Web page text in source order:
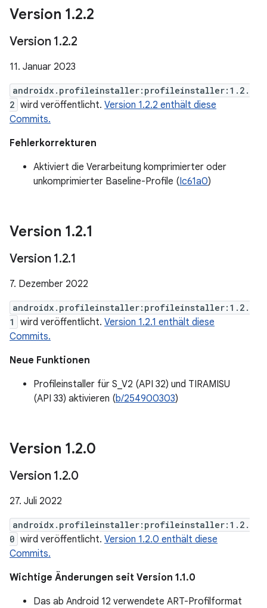
Version 1.2.2
Version 1.2.2
11. Januar 2023
androidx.profileinstaller:profileinstaller:1.2.
2 wird veröffentlicht. Version 1.2.2 enthält diese
Commits.
Fehlerkorrekturen
Aktiviert die Verarbeitung komprimierter oder
unkomprimierter Baseline-Profile (Ic61a0)
Version 1.2.1
Version 1.2.1
7. Dezember 2022
androidx.profileinstaller:profileinstaller:1.2.
1
wird veröffentlicht. Version 1.2.1 enthält diese
Commits.
Neue Funktionen
Profileinstaller für S_V2 (API 32) und TIRAMISU
(API 33) aktivieren (b/254900303)
Version 1.2.0
Version 1.2.0
27. Juli 2022
androidx.profileinstaller:profileinstaller:1.2.
0 wird veröffentlicht. Version 1.2.0 enthält diese
Commits.
Wichtige Änderungen seit Version 1.1.0
Das ab Android 12 verwendete ART-Profilformat